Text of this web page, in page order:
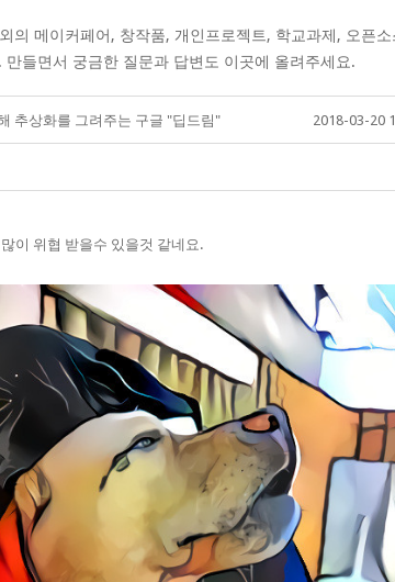
의 메이커페어, 창작품, 개인프로젝트, 학교과제, 오픈
들면서 궁금한 질문과 답변도 이곳에 올려주세요.
추상화를 그려주는 구글 "딥드림" 2018-03-20
이 위협 받을수 있을것 같네요.